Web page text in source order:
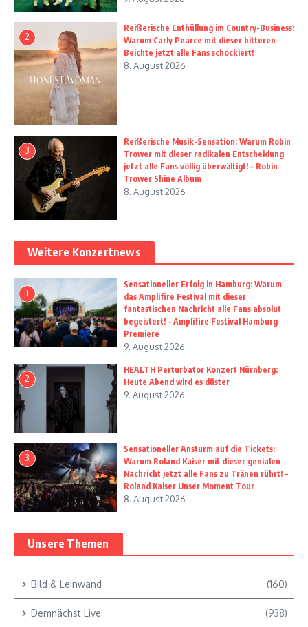
2
Reißerische Enthüllung im Country-Business:
Warum Carly Pearce mit dieser bitteren
Beichte jetzt alle Fans schockiert!
8. August 2026
3
Reißerische Musik-Sensation: Warum Robin
Trower mit dieser radikalen Entscheidung
jetzt alle Fans völlig überwältigt! – Robin
Trower Shine Album
8. August 2026
Weitere Konzertnews
1
Sensationeller Erfolg in Hamburg: Warum
das Amplifire Festival mit dieser
fantastischen Nachricht alle Fans absolut
begeistert! – Amplifire Festival Hamburg
Premiere
9. August 2026
2
HEALTH Perturbator Konzert Nürnberg:
Heute Abend wird es düster
9. August 2026
3
Sensationeller Ansturm auf die Tickets:
Warum Roland Kaiser mit dieser genialen
Nachricht jetzt alle Fans zu Tränen rührt! –
Roland Kaiser Unser Moment Tour
8. August 2026
Unsere Themen
Bild & Leinwand (160)
Demnächst Live (938)